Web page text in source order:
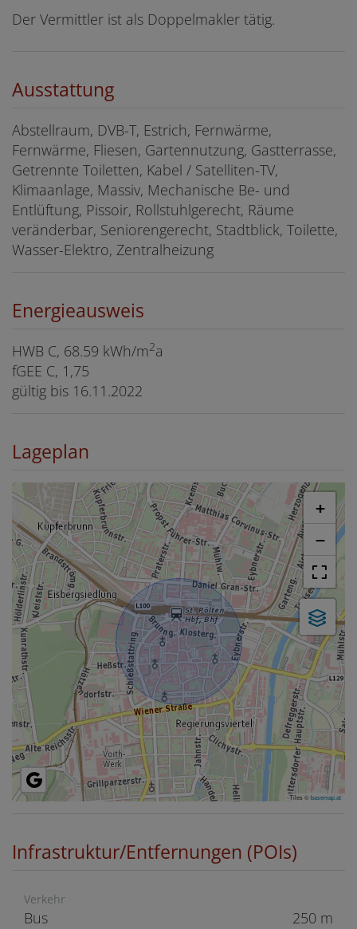
Der Vermittler ist als Doppelmakler tätig.
Ausstattung
Abstellraum DVB-T Estrich Fernwärme
Fernwärme Fliesen Gartennutzung Gastterrasse
Getrennte Toiletten Kabel / Satelliten-TV
Klimaanlage Massiv Mechanische Be- und
Entlüftung Pissoir Rollstuhlgerecht Räume
veränderbar Seniorengerecht Stadtblick Toilette
Wasser-Elektro Zentralheizung
Energieausweis
HWB C, 68.59 kWh/m2a
fGEE C, 1,75
gültig bis 16.11.2022
Lageplan
+
−
Tiles ©basemap.at
Infrastruktur/Entfernungen (POIs)
Verkehr
Bus
250 m